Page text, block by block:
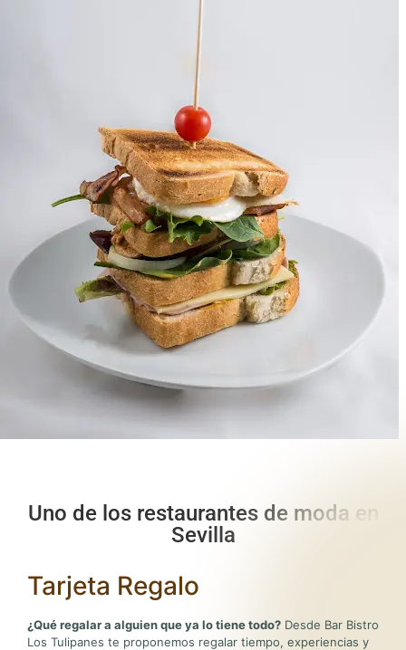
Uno de los restaurantes de moda en
Sevilla
Tarjeta Regalo
¿Qué regalar a alguien que ya lo tiene todo? Desde Bar Bistro
Los Tulipanes te proponemos regalar tiempo, experiencias y